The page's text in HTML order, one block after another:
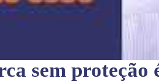
sem proteção